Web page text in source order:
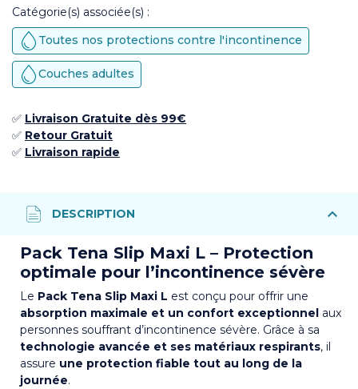
Catégorie(s) associée(s) :
Toutes nos protections contre l'incontinence
Couches adultes
✅ Livraison Gratuite dès 99€
✅ ​ Retour Gratuit
✅​ Livraison rapide
Pack Tena Slip Maxi L – Protection
optimale pour l’incontinence sévère
Le Pack Tena Slip Maxi L est conçu pour offrir une
absorption maximale et un confort exceptionnel aux
personnes souffrant d’incontinence sévère. Grâce à sa
technologie avancée et ses matériaux respirants, il
assure une protection fiable tout au long de la
journée.